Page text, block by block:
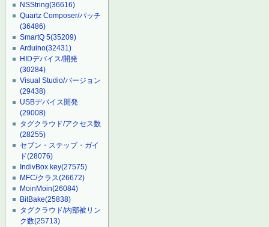
NSString(36616)
Quartz Composer/パッチ
(36486)
SmartQ 5(35209)
Arduino(32431)
HIDデバイス/開発
(30284)
Visual Studio/バージョン
(29438)
USBデバイス開発
(29008)
タグクラウド/アクセス数
(28255)
セブン・ステップ・ガイ
ド(28076)
IndivBox.key(27575)
MFC/クラス(26672)
MoinMoin(26084)
BitBake(25838)
タグクラウド/内部被リン
ク数(25713)